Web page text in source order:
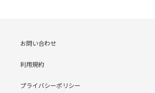
お問い合わせ
利用規約
プライバシーポリシー